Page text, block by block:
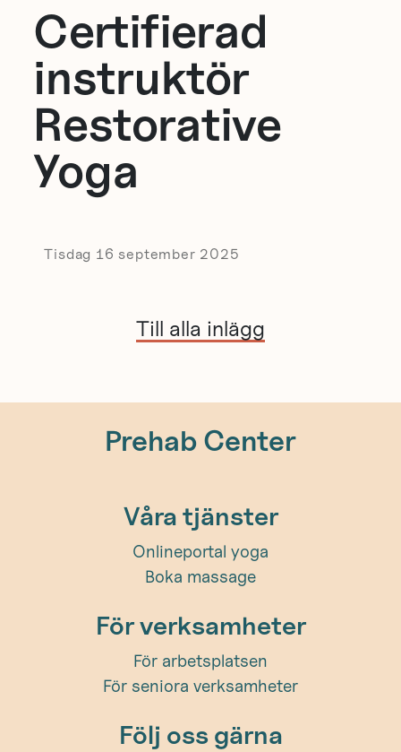
Certifierad
instruktör
Restorative
Yoga
Tisdag 16 september 2025
Till alla inlägg
Prehab Center
Våra tjänster
Onlineportal yoga
Boka massage
För verksamheter
För arbetsplatsen
För seniora verksamheter
Följ oss gärna